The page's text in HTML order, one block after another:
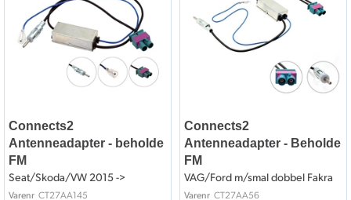
Connects2
Antenneadapter - beholde
FM
Seat/Skoda/VW 2015 ->
Varenr CT27AA145
Connects2
Antenneadapter - Beholde
FM
VAG/Ford m/smal dobbel Fakra
Varenr CT27AA56